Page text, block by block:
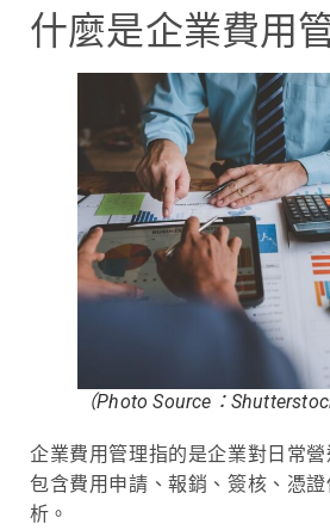
什麼是企業費用
（Photo Source：
企業費用管理指的是企業對日常營
包含費用申請、報銷、簽核、憑
析。